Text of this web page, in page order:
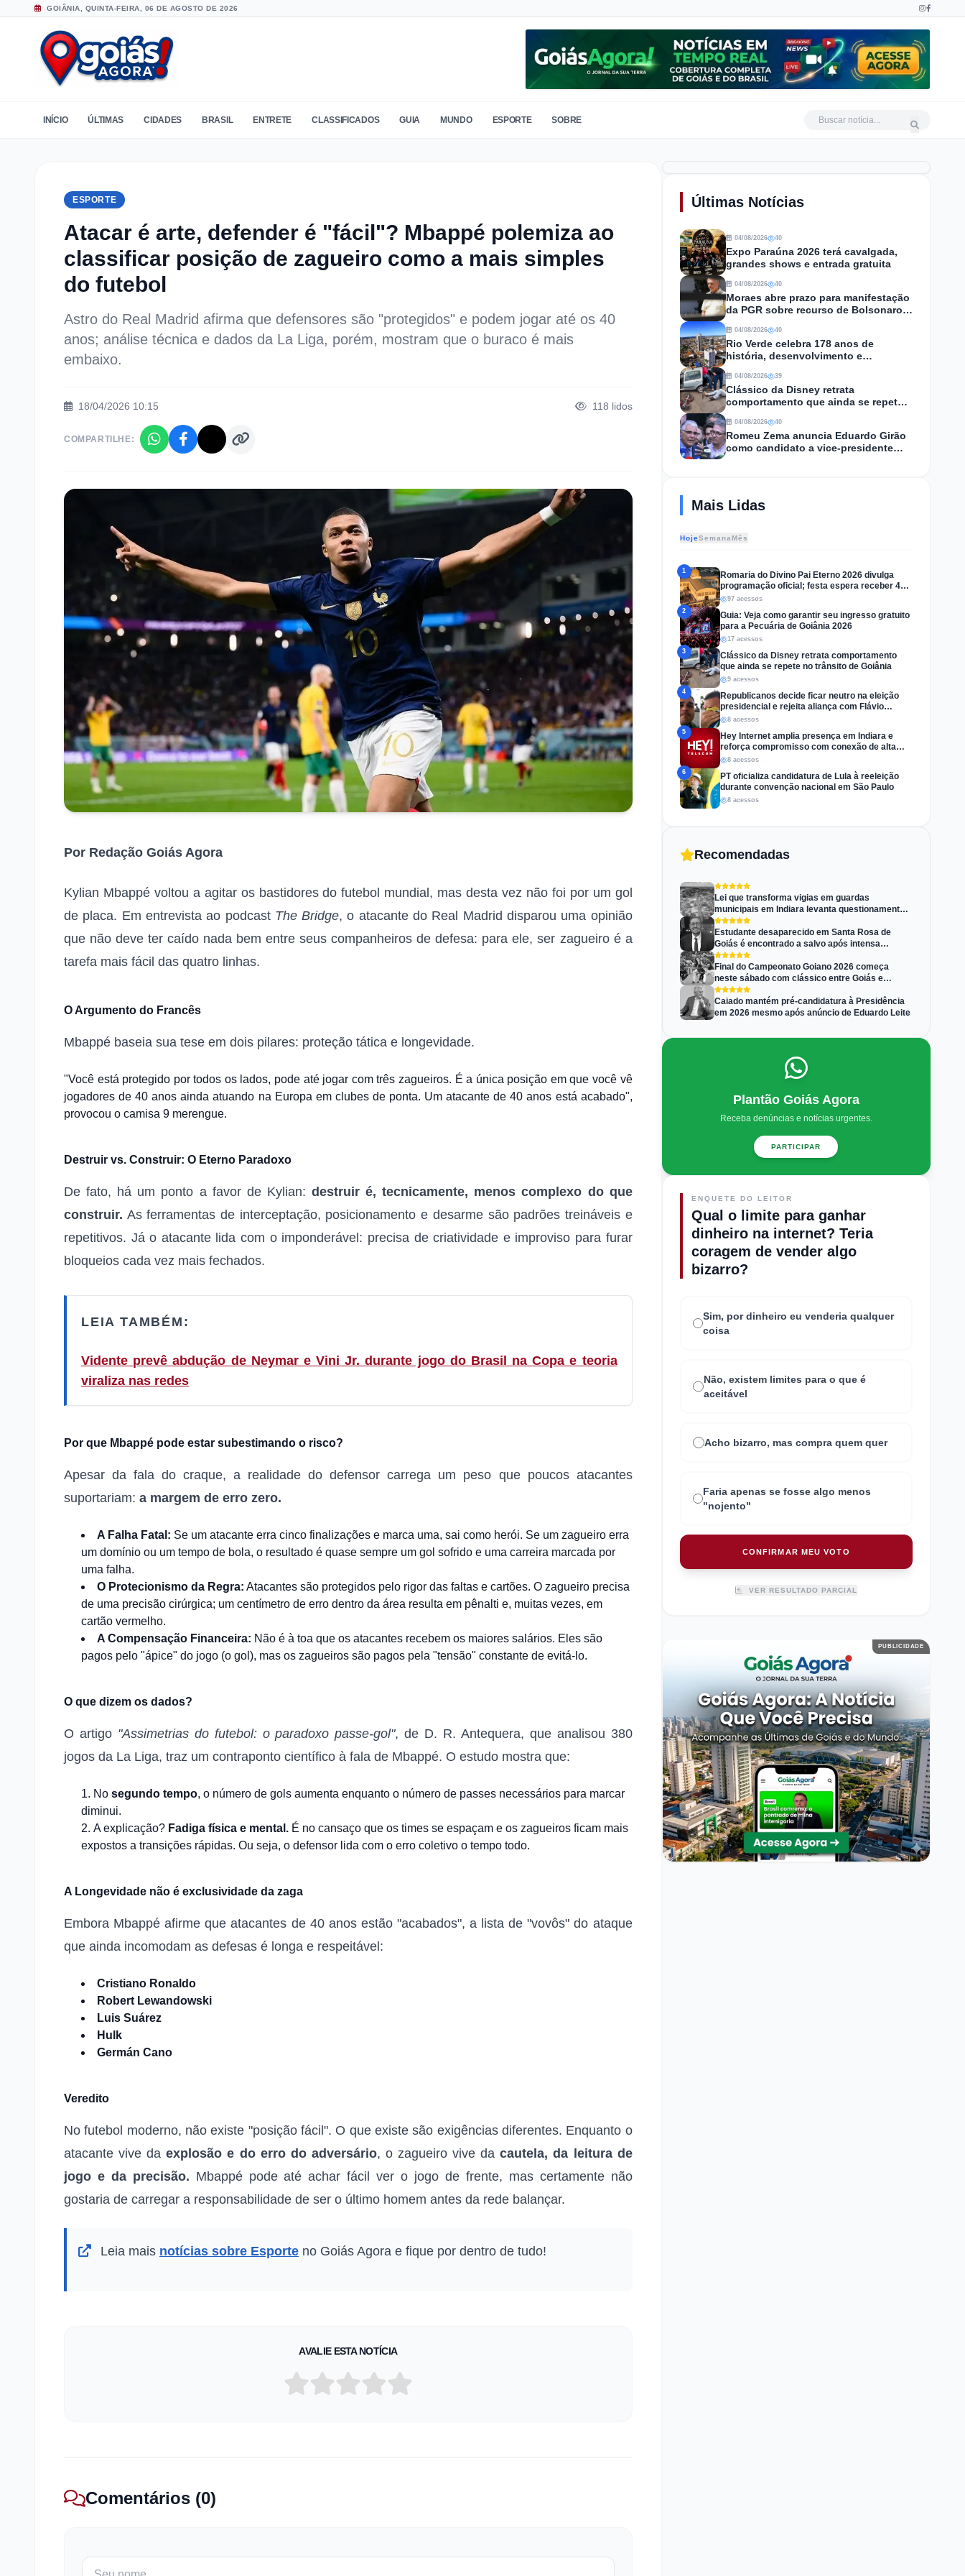
GOIÂNIA, QUINTA-FEIRA, 06 DE AGOSTO DE 2026
INÍCIO ÚLTIMAS CIDADES BRASIL ENTRETE CLASSIFICADOS GUIA MUNDO ESPORTE SOBRE
ESPORTE
Atacar é arte, defender é "fácil"? Mbappé polemiza ao
classificar posição de zagueiro como a mais simples
do futebol
Astro do Real Madrid afirma que defensores são "protegidos" e podem jogar até os 40
anos; análise técnica e dados da La Liga, porém, mostram que o buraco é mais
embaixo.
18/04/2026 10:15 118 lidos
COMPARTILHE:
Por Redação Goiás Agora
Kylian Mbappé voltou a agitar os bastidores do futebol mundial, mas desta vez não foi por um gol
de placa. Em entrevista ao podcast The Bridge, o atacante do Real Madrid disparou uma opinião
que não deve ter caído nada bem entre seus companheiros de defesa: para ele, ser zagueiro é a
tarefa mais fácil das quatro linhas.
O Argumento do Francês
Mbappé baseia sua tese em dois pilares: proteção tática e longevidade.
"Você está protegido por todos os lados, pode até jogar com três zagueiros. É a única posição em que você vê
jogadores de 40 anos ainda atuando na Europa em clubes de ponta. Um atacante de 40 anos está acabado",
provocou o camisa 9 merengue.
Destruir vs. Construir: O Eterno Paradoxo
De fato, há um ponto a favor de Kylian: destruir é, tecnicamente, menos complexo do que
construir. As ferramentas de interceptação, posicionamento e desarme são padrões treináveis e
repetitivos. Já o atacante lida com o imponderável: precisa de criatividade e improviso para furar
bloqueios cada vez mais fechados.
LEIA TAMBÉM:
Vidente prevê abdução de Neymar e Vini Jr. durante jogo do Brasil na Copa e teoria
viraliza nas redes
Por que Mbappé pode estar subestimando o risco?
Apesar da fala do craque, a realidade do defensor carrega um peso que poucos atacantes
suportariam: a margem de erro zero.
A Falha Fatal: Se um atacante erra cinco finalizações e marca uma, sai como herói. Se um zagueiro erra
um domínio ou um tempo de bola, o resultado é quase sempre um gol sofrido e uma carreira marcada por
uma falha.
O Protecionismo da Regra: Atacantes são protegidos pelo rigor das faltas e cartões. O zagueiro precisa
de uma precisão cirúrgica; um centímetro de erro dentro da área resulta em pênalti e, muitas vezes, em
cartão vermelho.
A Compensação Financeira: Não é à toa que os atacantes recebem os maiores salários. Eles são
pagos pelo "ápice" do jogo (o gol), mas os zagueiros são pagos pela "tensão" constante de evitá-lo.
O que dizem os dados?
O artigo "Assimetrias do futebol: o paradoxo passe-gol", de D. R. Antequera, que analisou 380
jogos da La Liga, traz um contraponto científico à fala de Mbappé. O estudo mostra que:
No segundo tempo, o número de gols aumenta enquanto o número de passes necessários para marcar
diminui.
A explicação? Fadiga física e mental. É no cansaço que os times se espaçam e os zagueiros ficam mais
expostos a transições rápidas. Ou seja, o defensor lida com o erro coletivo o tempo todo.
A Longevidade não é exclusividade da zaga
Embora Mbappé afirme que atacantes de 40 anos estão "acabados", a lista de "vovôs" do ataque
que ainda incomodam as defesas é longa e respeitável:
Cristiano Ronaldo
Robert Lewandowski
Luis Suárez
Hulk
Germán Cano
Veredito
No futebol moderno, não existe "posição fácil". O que existe são exigências diferentes. Enquanto o
atacante vive daexplosão e do erro do adversário, o zagueiro vive dacautela, da leitura de
jogo e da precisão. Mbappé pode até achar fácil ver o jogo de frente, mas certamente não
gostaria de carregar a responsabilidade de ser o último homem antes da rede balançar.
Leia mais notícias sobre Esporte no Goiás Agora e fique por dentro de tudo!
AVALIE ESTA NOTÍCIA
Comentários (0)
Últimas Notícias
04/08/2026 40
Expo Paraúna 2026 terá cavalgada,
grandes shows e entrada gratuita
04/08/2026 40
Moraes abre prazo para manifestação
da PGR sobre recurso de Bolsonaro
04/08/2026 40
Rio Verde celebra 178 anos de
história, desenvolvimento e
04/08/2026 39
Clássico da Disney retrata
comportamento que ainda se repete
04/08/2026 40
Romeu Zema anuncia Eduardo Girão
como candidato a vice-presidente
Mais Lidas
HojeSemanaMês
1
Romaria do Divino Pai Eterno 2026 divulga
programação oficial; festa espera receber 4
milhões de fiéis
97 acessos
2
Guia: Veja como garantir seu ingresso gratuito
para a Pecuária de Goiânia 2026
17 acessos
3
Clássico da Disney retrata comportamento
que ainda se repete no trânsito de Goiânia
9 acessos
4
Republicanos decide ficar neutro na eleição
presidencial e rejeita aliança com Flávio
Bolsonaro
8 acessos
5
Hey Internet amplia presença em Indiara e
reforça compromisso com conexão de alta
velocidade
8 acessos
6
PT oficializa candidatura de Lula à reeleição
durante convenção nacional em São Paulo
8 acessos
Recomendadas
Lei que transforma vigias em guardas
municipais em Indiara levanta questionamentos
jurídicos
Estudante desaparecido em Santa Rosa de
Goiás é encontrado a salvo após intensa
mobilização
Final do Campeonato Goiano 2026 começa
neste sábado com clássico entre Goiás e
Atlético-GO
Caiado mantém pré-candidatura à Presidência
em 2026 mesmo após anúncio de Eduardo Leite
Plantão Goiás Agora
Receba denúncias e notícias urgentes.
PARTICIPAR
ENQUETE DO LEITOR
Qual o limite para ganhar
dinheiro na internet? Teria
coragem de vender algo
bizarro?
Sim, por dinheiro eu venderia qualquer
coisa
Não, existem limites para o que é
aceitável
Acho bizarro, mas compra quem quer
Faria apenas se fosse algo menos
"nojento"
CONFIRMAR MEU VOTO
VER RESULTADO PARCIAL
PUBLICIDADE